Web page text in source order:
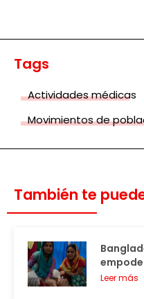
Tags
Actividades médicas
Movimientos de
También te
Leer más